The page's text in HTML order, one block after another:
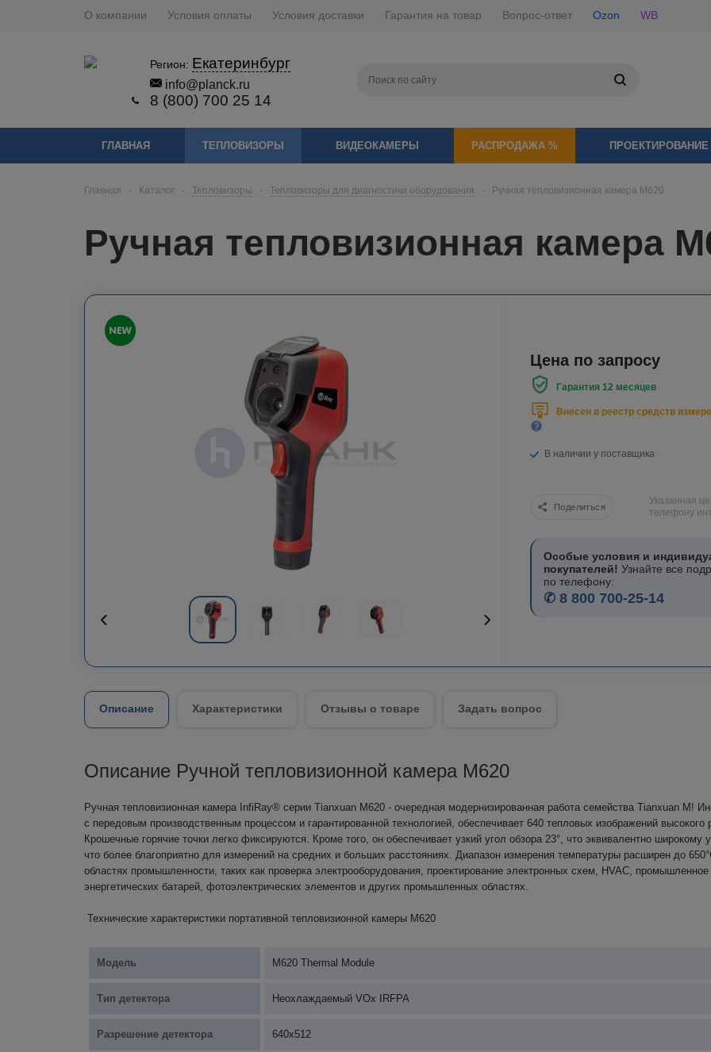
О компании Условия оплаты Условия доставки Гарантия на товар Вопрос-ответ Ozon WB
Регион: Екатеринбург
info@planck.ru
8 (800) 700 25 14
ГЛАВНАЯ ТЕПЛОВИЗОРЫ ВИДЕОКАМЕРЫ РАСПРОДАЖА %
Главная - Каталог - Тепловизоры - Тепловизоры для диагностики оборудования - Ручная тепловизионная камера M620
Ручная тепловизионная камера
Цена по запросу
Гарантия 12 месяцев
Внесен в реестр средств
В наличии у поставщика
Поделиться
Указанная
телефону
Особые условия и
покупателей! Узнайте все
по телефону:
✆ 8 800 700-25-14
Описание Характеристики Отзывы о товаре Задать вопрос
Описание Ручной тепловизионной камера M620
Ручная тепловизионная камера InfiRay® серии Tianxuan M620 - очередная модернизированная работа семейства Tianxuan M!
с передовым производственным процессом и гарантированной технологией, обеспечивает 640 тепловых изображений
Крошечные горячие точки легко фиксируются. Кроме того, он обеспечивает узкий угол обзора 23°, что эквивалентно широкому
что более благоприятно для измерений на средних и больших расстояниях. Диапазон измерения температуры расширен до
областях промышленности, таких как проверка электрооборудования, проектирование электронных схем, HVAC,
энергетических батарей, фотоэлектрических элементов и других промышленных областях.
Технические характеристики портативной тепловизионной камеры M620
Модель M620 Thermal Module
Тип детектора Неохлаждаемый VOx IRFPA
Разрешение детектора 640x512